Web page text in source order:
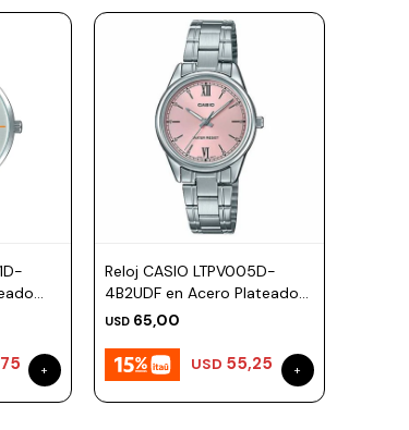
Reloj CASIO LTPV005D-
4B2UDF en Acero Plateado
Esfera 28mm
USD 65,00
USD 55,25